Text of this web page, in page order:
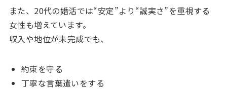
また、20代の婚活では“安定”より“誠実さ”を重視する
女性も増えています。
収入や地位が未完成でも、
約束を守る
丁寧な言葉遣いをする